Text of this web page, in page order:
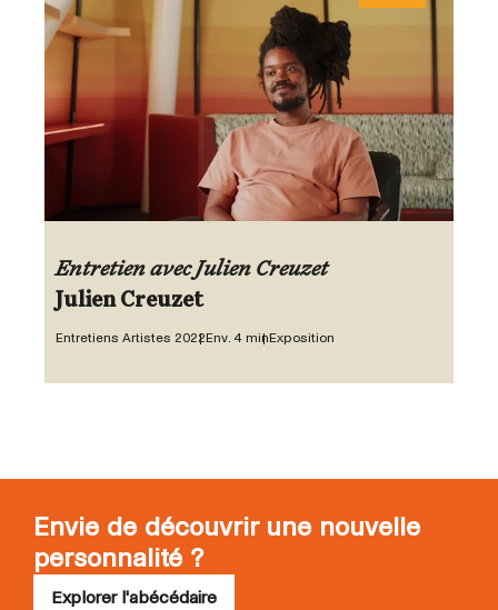
Entretien avec Julien Creuzet
Julien Creuzet
Entretiens Artistes 2022Env. 4 minExposition
Envie de découvrir une nouvelle
personnalité ?
Explorer l'abécédaire